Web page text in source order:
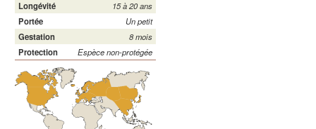
Longévité
15 à 20 ans
Portée
Un petit
Gestation
8 mois
Protection
Espèce non-protégée